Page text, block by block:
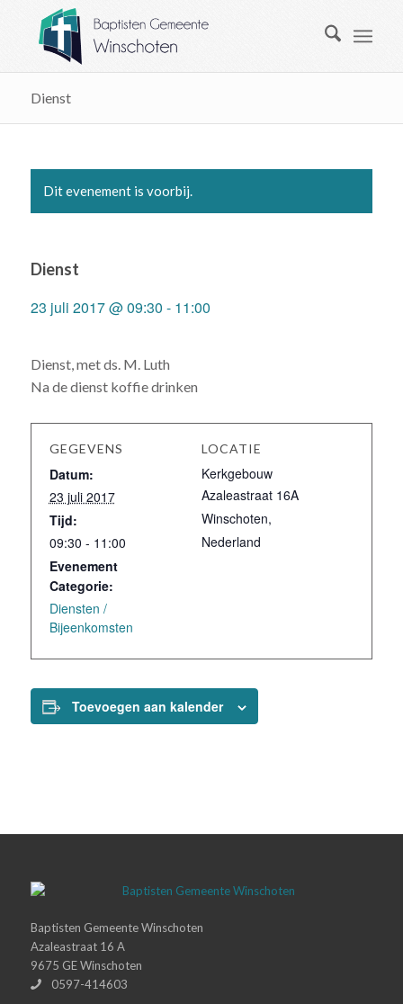
Dienst
Dit evenement is voorbij.
Dienst
23 juli 2017 @ 09:30 - 11:00
Dienst, met ds. M. Luth
Na de dienst koffie drinken
GEGEVENS
Datum:
23 juli 2017
Tijd:
09:30 - 11:00
Evenement
Categorie:
Diensten /
Bijeenkomsten
LOCATIE
Kerkgebouw
Azaleastraat 16A
Winschoten,
Nederland
Toevoegen aan kalender
Baptisten Gemeente Winschoten
Azaleastraat 16 A
9675 GE Winschoten
0597-414603